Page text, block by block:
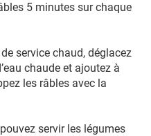
5 minutes sur chaque
service chaud, déglacez
chaude et ajoutez à
les râbles avec la
servir les légumes